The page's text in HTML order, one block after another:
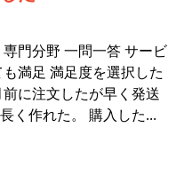
門分野 一問一答 サービ
満足 満足度を選択した
に注文したが早く発送
く作れた。 購入した